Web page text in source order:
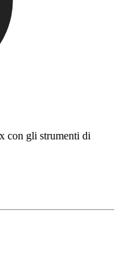
con gli strumenti di